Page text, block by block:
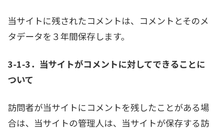
当サイトに残されたコメントは、コメントとそのメ
タデータを３年間保存します。
3-1-3．当サイトがコメントに対してできることに
ついて
訪問者が当サイトにコメントを残したことがある場
合は、当サイトの管理人は、当サイトが保存する訪